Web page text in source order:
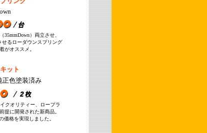
）両立させ、
せるローダウンスプリング
着がオススメ。
ット
正色塗装済み
クオリティー、ロープラ
提に開発された新商品。
価格を実現しました。